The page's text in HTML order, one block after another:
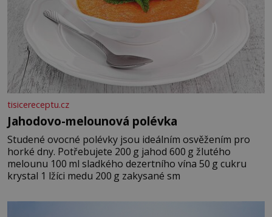
tisicereceptu.cz
Jahodovo-melounová polévka
Studené ovocné polévky jsou ideálním osvěžením pro
horké dny. Potřebujete 200 g jahod 600 g žlutého
melounu 100 ml sladkého dezertního vína 50 g cukru
krystal 1 lžíci medu 200 g zakysané sm